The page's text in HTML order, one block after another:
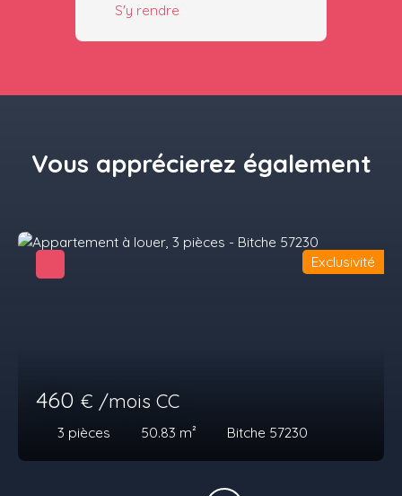
S'y rendre
Vous apprécierez également
460 € /mois CC
3 pièces 50.83 m² Bitche 57230
Exclusivité